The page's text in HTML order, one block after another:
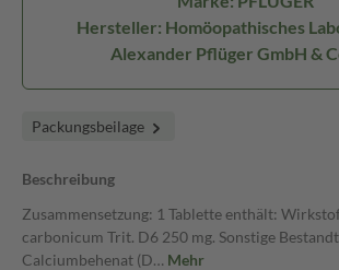
Hersteller: Homöopathisches
Alexander Pflüger GmbH &
Packungsbeilage
Beschreibung
Zusammensetzung: 1 Tablette enthält:
carbonicum Trit. D6 250 mg. Sonstige
Calciumbehenat (D… Mehr